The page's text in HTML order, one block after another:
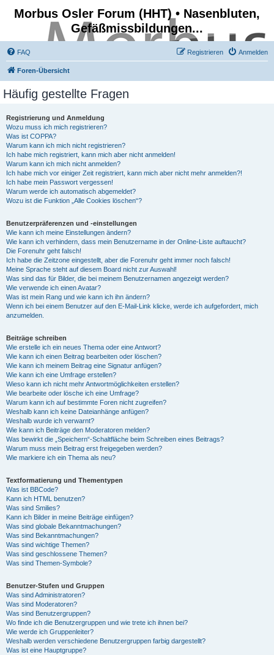
Morbus Osler Forum (HHT) • Nasenbluten,
Gefäßmissbildungen...
FAQ Anmelden
Registrieren
Foren-Übersicht
Häufig gestellte Fragen
Registrierung und Anmeldung
Wozu muss ich mich registrieren?
Was ist COPPA?
Warum kann ich mich nicht registrieren?
Ich habe mich registriert, kann mich aber nicht anmelden!
Warum kann ich mich nicht anmelden?
Ich habe mich vor einiger Zeit registriert, kann mich aber nicht mehr anmelden?!
Ich habe mein Passwort vergessen!
Warum werde ich automatisch abgemeldet?
Wozu ist die Funktion „Alle Cookies löschen“?
Benutzerpräferenzen und -einstellungen
Wie kann ich meine Einstellungen ändern?
Wie kann ich verhindern, dass mein Benutzername in der Online-Liste auftaucht?
Die Forenuhr geht falsch!
Ich habe die Zeitzone eingestellt, aber die Forenuhr geht immer noch falsch!
Meine Sprache steht auf diesem Board nicht zur Auswahl!
Was sind das für Bilder, die bei meinem Benutzernamen angezeigt werden?
Wie verwende ich einen Avatar?
Was ist mein Rang und wie kann ich ihn ändern?
Wenn ich bei einem Benutzer auf den E-Mail-Link klicke, werde ich aufgefordert, mich
anzumelden.
Beiträge schreiben
Wie erstelle ich ein neues Thema oder eine Antwort?
Wie kann ich einen Beitrag bearbeiten oder löschen?
Wie kann ich meinem Beitrag eine Signatur anfügen?
Wie kann ich eine Umfrage erstellen?
Wieso kann ich nicht mehr Antwortmöglichkeiten erstellen?
Wie bearbeite oder lösche ich eine Umfrage?
Warum kann ich auf bestimmte Foren nicht zugreifen?
Weshalb kann ich keine Dateianhänge anfügen?
Weshalb wurde ich verwarnt?
Wie kann ich Beiträge den Moderatoren melden?
Was bewirkt die „Speichern“-Schaltfläche beim Schreiben eines Beitrags?
Warum muss mein Beitrag erst freigegeben werden?
Wie markiere ich ein Thema als neu?
Textformatierung und Thementypen
Was ist BBCode?
Kann ich HTML benutzen?
Was sind Smilies?
Kann ich Bilder in meine Beiträge einfügen?
Was sind globale Bekanntmachungen?
Was sind Bekanntmachungen?
Was sind wichtige Themen?
Was sind geschlossene Themen?
Was sind Themen-Symbole?
Benutzer-Stufen und Gruppen
Was sind Administratoren?
Was sind Moderatoren?
Was sind Benutzergruppen?
Wo finde ich die Benutzergruppen und wie trete ich ihnen bei?
Wie werde ich Gruppenleiter?
Weshalb werden verschiedene Benutzergruppen farbig dargestellt?
Was ist eine Hauptgruppe?